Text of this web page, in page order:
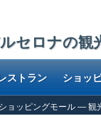
セロナの観
ストラン ショッ
ョッピングモール ―